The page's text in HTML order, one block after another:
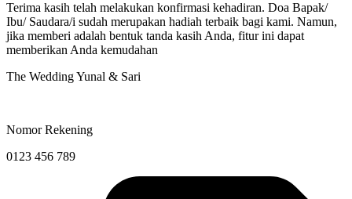
Terima kasih telah melakukan konfirmasi kehadiran. Doa Bapak/
Ibu/ Saudara/i sudah merupakan hadiah terbaik bagi kami. Namun,
jika memberi adalah bentuk tanda kasih Anda, fitur ini dapat
memberikan Anda kemudahan
The Wedding Yunal & Sari
Nomor Rekening
0123 456 789